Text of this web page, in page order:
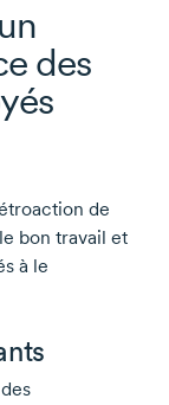
des
de
bon travail et
à le